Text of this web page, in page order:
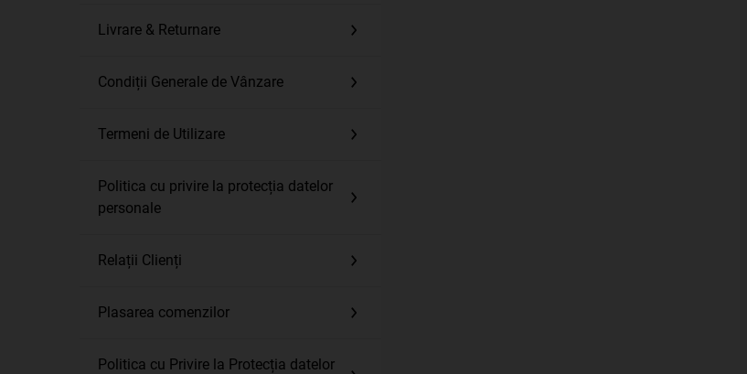
Livrare & Returnare
Condiții Generale de Vânzare
Termeni de Utilizare
Politica cu privire la protecția datelor
personale
Relații Clienți
Plasarea comenzilor
Politica cu Privire la Protecția datelor